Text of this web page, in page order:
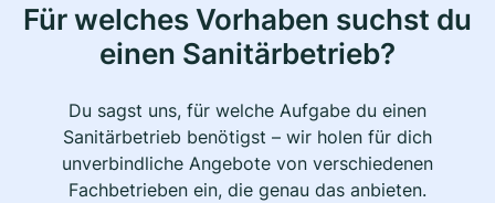
Für welches Vorhaben suchst du
einen Sanitärbetrieb?
Du sagst uns, für welche Aufgabe du einen
Sanitärbetrieb benötigst – wir holen für dich
unverbindliche Angebote von verschiedenen
Fachbetrieben ein, die genau das anbieten.